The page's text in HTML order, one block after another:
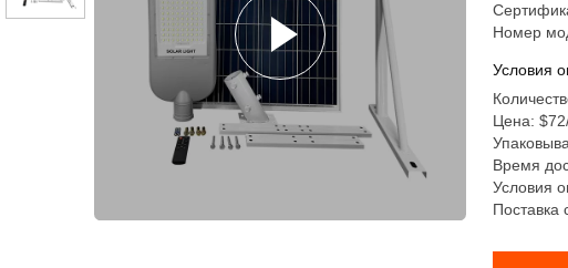
Номер
Условия
Цена:
Время
Условия
Поставка